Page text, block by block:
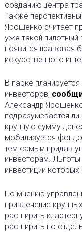
созданию центра
Также
Ярошенко считает
уже такой пилотный
появится правовая
искусственного
В парке
инвесторов,
Александр
подразумевается
крупную сумму
мобилизуется
тем самым придав
инвесторам. Льготы
инвестиции
По мнению
привлечение
расширить
расширить по